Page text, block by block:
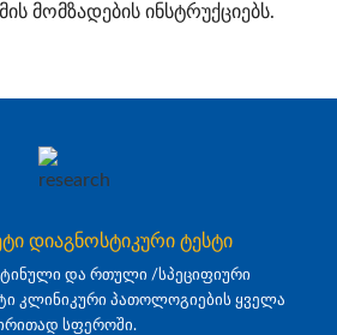
მომზადების ინსტრუქციებს.
დიაგნოსტიკური ტესტი
და რთული /სპეციფიური
კლინიკური პათოლოგიების ყველა
სფეროში.